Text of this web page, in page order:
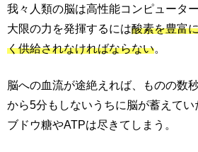
我々人類の脳は高性能コンピュータ
大限の力を発揮するには酸素を豊富
く供給されなければならない
脳への血流が途絶えれば、ものの数
から5分もしないうちに脳が蓄えてい
ブドウ糖やATPは尽きてしまう。